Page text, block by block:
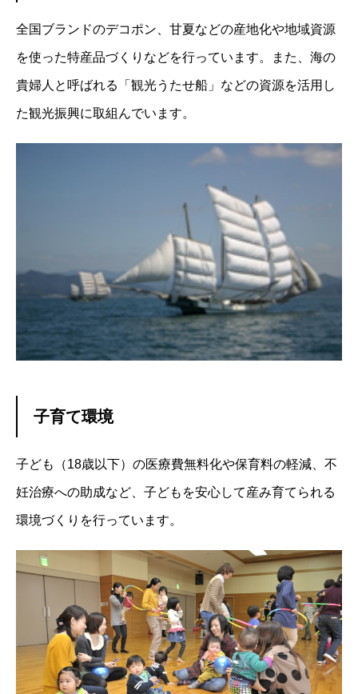
全国ブランドのデコポン、甘夏などの産地化や地域資源
を使った特産品づくりなどを行っています。また、海の
貴婦人と呼ばれる「観光うたせ船」などの資源を活用し
た観光振興に取組んでいます。
子育て環境
子ども（18歳以下）の医療費無料化や保育料の軽減、不
妊治療への助成など、子どもを安心して産み育てられる
環境づくりを行っています。